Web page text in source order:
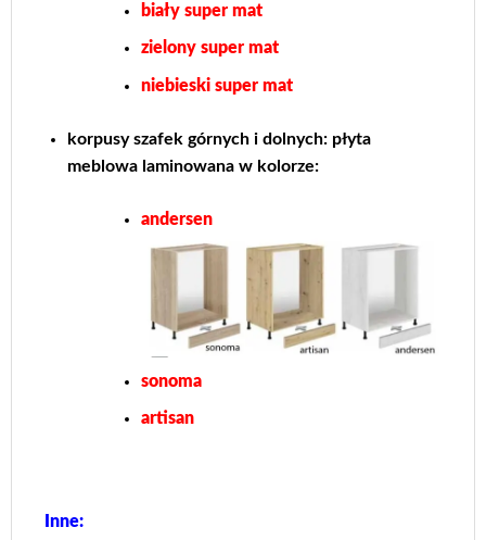
biały super mat
zielony super mat
niebieski super mat
korpusy szafek górnych i dolnych: płyta
meblowa laminowana w kolorze:
andersen
sonoma
artisan
Inne: